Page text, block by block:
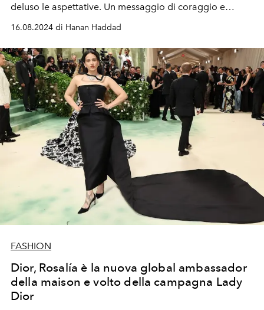
deluso le aspettative. Un messaggio di coraggio e
16.08.2024 di Hanan Haddad
FASHION
Dior, Rosalía è la nuova global ambassador
della maison e volto della campagna Lady
Dior